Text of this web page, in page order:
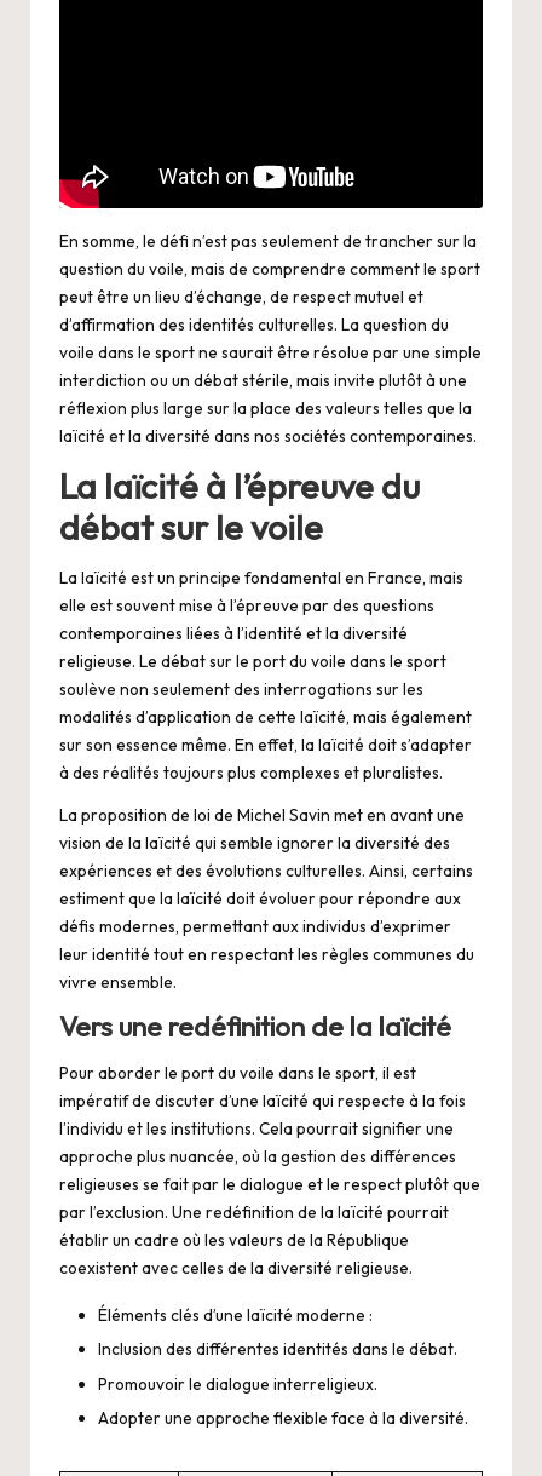
En somme, le défi n’est pas seulement de trancher sur la
question du voile, mais de comprendre comment le sport
peut être un lieu d’échange, de respect mutuel et
d’affirmation des identités culturelles. La question du
voile dans le sport ne saurait être résolue par une simple
interdiction ou un débat stérile, mais invite plutôt à une
réflexion plus large sur la place des valeurs telles que la
laïcité et la diversité dans nos sociétés contemporaines.
La laïcité à l’épreuve du
débat sur le voile
La laïcité est un principe fondamental en France, mais
elle est souvent mise à l’épreuve par des questions
contemporaines liées à l’identité et la diversité
religieuse. Le débat sur le port du voile dans le sport
soulève non seulement des interrogations sur les
modalités d’application de cette laïcité, mais également
sur son essence même. En effet, la laïcité doit s’adapter
à des réalités toujours plus complexes et pluralistes.
La proposition de loi de Michel Savin met en avant une
vision de la laïcité qui semble ignorer la diversité des
expériences et des évolutions culturelles. Ainsi, certains
estiment que la laïcité doit évoluer pour répondre aux
défis modernes, permettant aux individus d’exprimer
leur identité tout en respectant les règles communes du
vivre ensemble.
Vers une redéfinition de la laïcité
Pour aborder le port du voile dans le sport, il est
impératif de discuter d’une laïcité qui respecte à la fois
l’individu et les institutions. Cela pourrait signifier une
approche plus nuancée, où la gestion des différences
religieuses se fait par le dialogue et le respect plutôt que
par l’exclusion. Une redéfinition de la laïcité pourrait
établir un cadre où les valeurs de la République
coexistent avec celles de la diversité religieuse.
Éléments clés d’une laïcité moderne :
Inclusion des différentes identités dans le débat.
Promouvoir le dialogue interreligieux.
Adopter une approche flexible face à la diversité.